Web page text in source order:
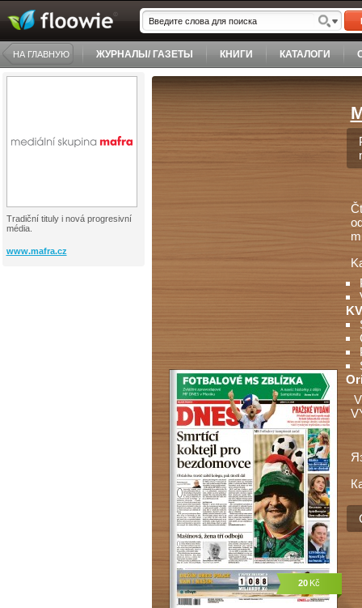
НА ГЛАВНУЮ ЖУРНАЛЫ/ ГАЗЕТЫ КНИГИ КАТАЛОГИ
Tradiční tituly i nová progresivní
média.
www.mafra.cz
20 Kč
V